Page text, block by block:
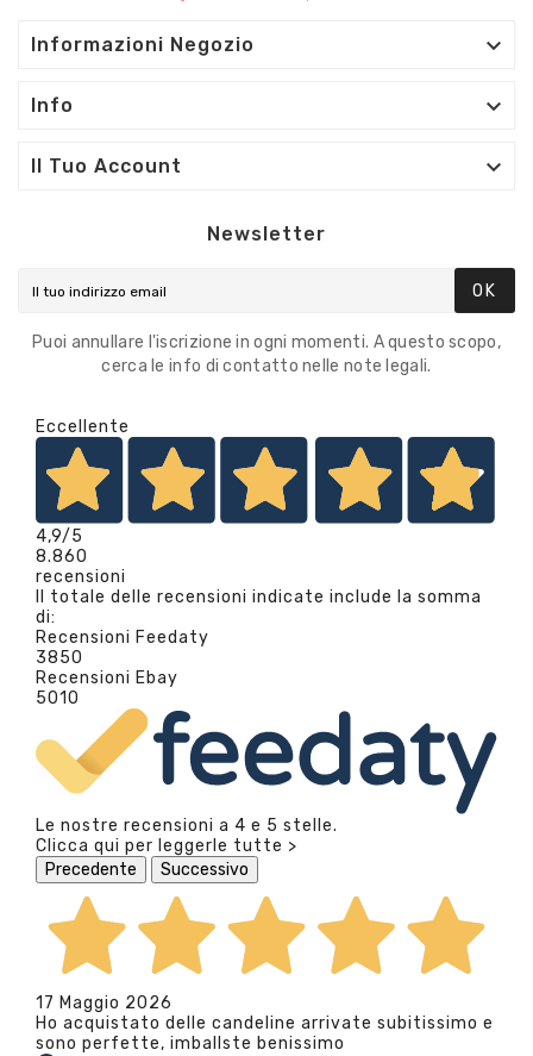
Informazioni Negozio 
Info 
Il Tuo Account 
Newsletter
OK
Puoi annullare l'iscrizione in ogni momenti. A questo scopo,
cerca le info di contatto nelle note legali.
Eccellente
4,9/5
8.860
recensioni
Il totale delle recensioni indicate include la somma
di:
Recensioni Feedaty
3850
Recensioni Ebay
5010
Le nostre recensioni a 4 e 5 stelle.
Clicca qui per leggerle tutte >
Precedente
Successivo
17 Maggio 2026
Ho acquistato delle candeline arrivate subitissimo e
sono perfette, imballste benissimo